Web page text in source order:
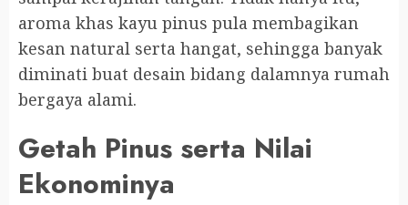
aroma khas kayu pinus pula membagikan
kesan natural serta hangat, sehingga banyak
diminati buat desain bidang dalamnya rumah
bergaya alami.
Getah Pinus serta Nilai
Ekonominya